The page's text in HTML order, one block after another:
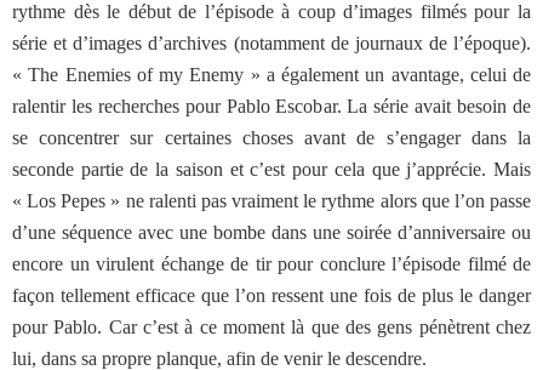
rythme dès le début de l’épisode à coup d’images filmés pour la
série et d’images d’archives (notamment de journaux de l’époque).
« The Enemies of my Enemy » a également un avantage, celui de
ralentir les recherches pour Pablo Escobar. La série avait besoin de
se concentrer sur certaines choses avant de s’engager dans la
seconde partie de la saison et c’est pour cela que j’apprécie. Mais
« Los Pepes » ne ralenti pas vraiment le rythme alors que l’on passe
d’une séquence avec une bombe dans une soirée d’anniversaire ou
encore un virulent échange de tir pour conclure l’épisode filmé de
façon tellement efficace que l’on ressent une fois de plus le danger
pour Pablo. Car c’est à ce moment là que des gens pénètrent chez
lui, dans sa propre planque, afin de venir le descendre.